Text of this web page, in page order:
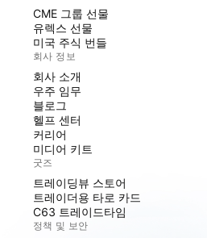
CME 그룹 선물
유렉스 선물
미국 주식 번들
회사 정보
회사 소개
우주 임무
블로그
헬프 센터
커리어
미디어 키트
굿즈
트레이딩뷰 스토어
트레이더용 타로 카드
C63 트레이드타임
정책 및 보안